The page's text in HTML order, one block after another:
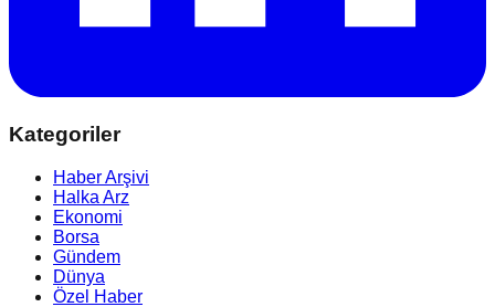
Kategoriler
Haber Arşivi
Halka Arz
Ekonomi
Borsa
Gündem
Dünya
Özel Haber